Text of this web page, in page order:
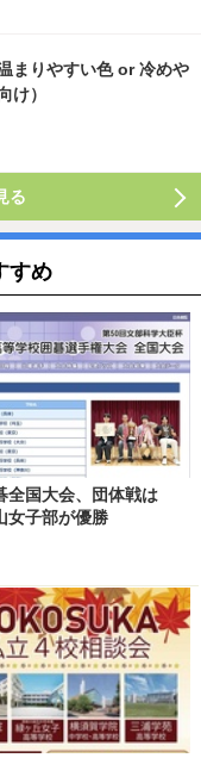
まりやすい色 or 冷めや
け）
る
すめ
全国大会、団体戦は
女子部が優勝